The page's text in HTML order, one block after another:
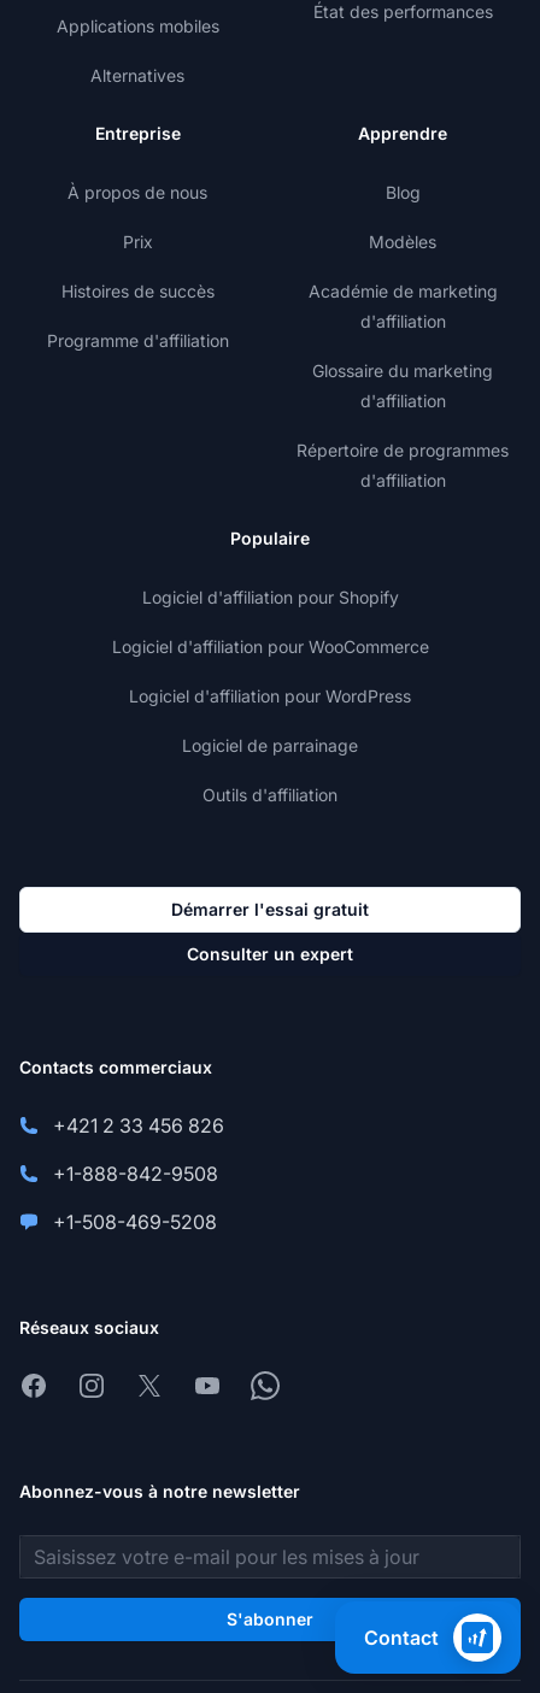
Applications mobiles
Alternatives
État des performances
Entreprise
À propos de nous
Prix
Histoires de succès
Programme d'affiliation
Apprendre
Blog
Modèles
Académie de marketing
d'affiliation
Glossaire du marketing
d'affiliation
Répertoire de programmes
d'affiliation
Populaire
Logiciel d'affiliation pour Shopify
Logiciel d'affiliation pour WooCommerce
Logiciel d'affiliation pour WordPress
Logiciel de parrainage
Outils d'affiliation
Démarrer l'essai gratuit
Consulter un expert
Contacts commerciaux
+421 2 33 456 826
+1-888-842-9508
+1-508-469-5208
Réseaux sociaux
FacebookInstagram
X YoutubeWhatsapp
Abonnez-vous à notre newsletter
Adresse e-mail
S'abonner
Contact